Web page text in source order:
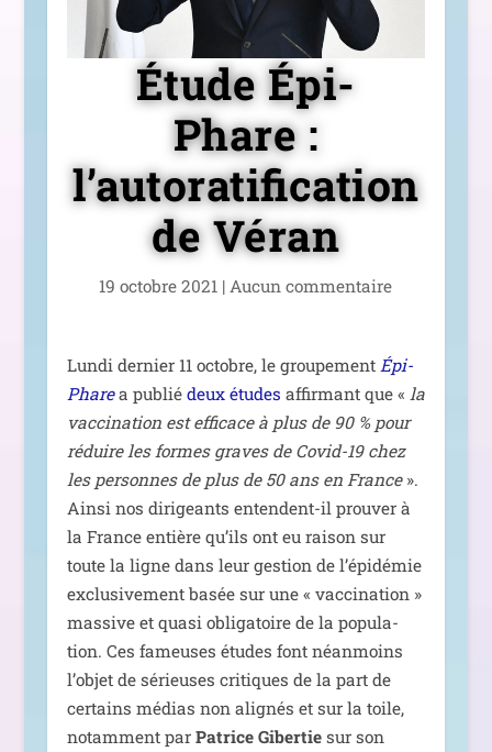
Étude Épi-
Phare :
l’autoratification
de Véran
19 octobre 2021 |Aucun com­men­taire
Lundi der­nier 11 octobre, le grou­pe­ment Épi-
Pharea publié deux études affir­mant que « la
vac­ci­na­tion est effi­cace à plus de 90 % pour
réduire les formes graves de Covid-19 chez
les per­sonnes de plus de 50 ans en France».
Ainsi nos diri­geants entendent-il prou­ver à
la France entière qu’ils ont eu rai­son sur
toute la ligne dans leur ges­tion de l’épidémie
exclu­si­ve­ment basée sur une « vac­ci­na­tion »
mas­sive et qua­si obli­ga­toire de la popu­la­
tion. Ces fameuses études font néan­moins
l’objet de sérieuses cri­tiques de la part de
cer­tains médias non ali­gnés et sur la toile,
notam­ment par Patrice Gibertiesur son